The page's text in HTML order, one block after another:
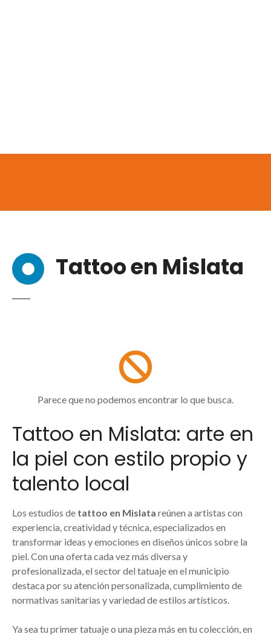
Tattoo en Mislata
Parece que no podemos encontrar lo que busca.
Tattoo en Mislata: arte en
la piel con estilo propio y
talento local
Los estudios de tattoo en Mislata reúnen a artistas con
experiencia, creatividad y técnica, especializados en
transformar ideas y emociones en diseños únicos sobre la
piel. Con una oferta cada vez más diversa y
profesionalizada, el sector del tatuaje en el municipio
destaca por su atención personalizada, cumplimiento de
normativas sanitarias y variedad de estilos artísticos.
Ya sea tu primer tatuaje o una pieza más en tu colección, en